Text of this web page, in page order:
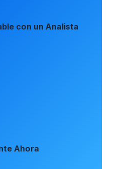
con un Analista
Ahora